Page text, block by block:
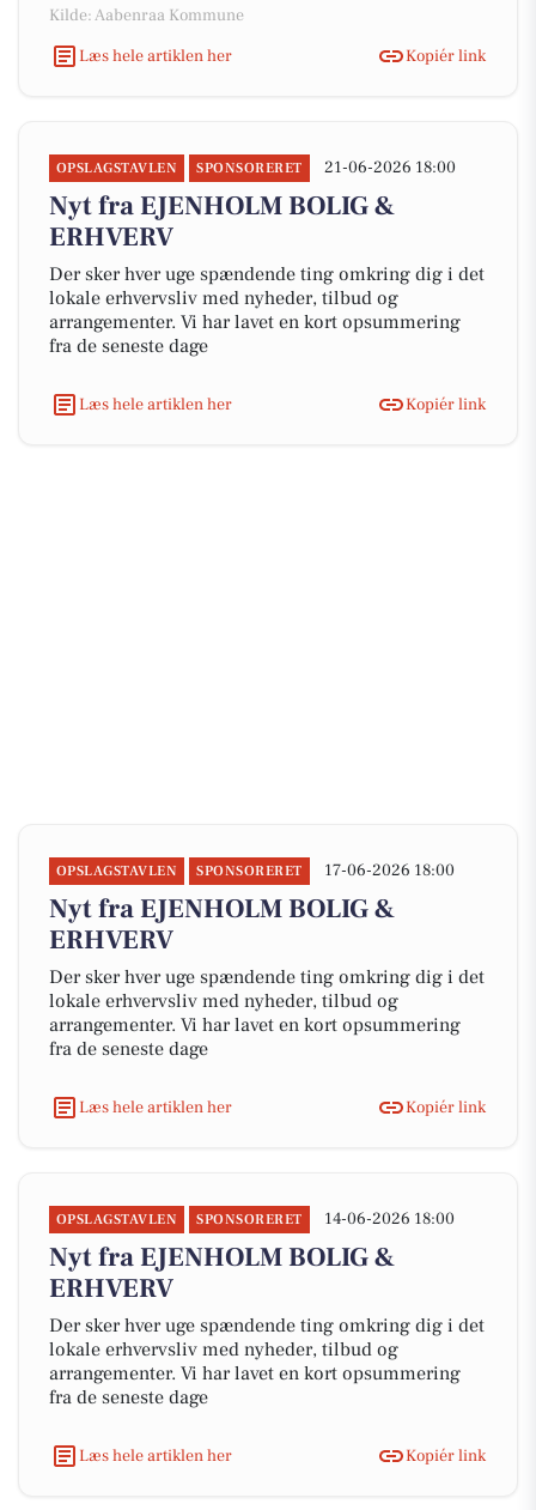
Kilde: Aabenraa Kommune
Læs hele artiklen her
Kopiér link
OPSLAGSTAVLEN SPONSORERET 21-06-2026 18:00
Nyt fra EJENHOLM BOLIG &
ERHVERV
Der sker hver uge spændende ting omkring dig i det
lokale erhvervsliv med nyheder, tilbud og
arrangementer. Vi har lavet en kort opsummering
fra de seneste dage
Læs hele artiklen her Kopiér link
OPSLAGSTAVLEN SPONSORERET 17-06-2026 18:00
Nyt fra EJENHOLM BOLIG &
ERHVERV
Der sker hver uge spændende ting omkring dig i det
lokale erhvervsliv med nyheder, tilbud og
arrangementer. Vi har lavet en kort opsummering
fra de seneste dage
Læs hele artiklen her Kopiér link
OPSLAGSTAVLEN SPONSORERET 14-06-2026 18:00
Nyt fra EJENHOLM BOLIG &
ERHVERV
Der sker hver uge spændende ting omkring dig i det
lokale erhvervsliv med nyheder, tilbud og
arrangementer. Vi har lavet en kort opsummering
fra de seneste dage
Læs hele artiklen her Kopiér link